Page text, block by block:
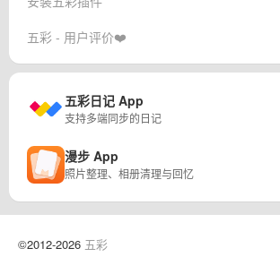
五彩 - 用户评价❤️
五彩日记 App
支持多端同步的日记
漫步 App
照片整理、相册清理与回忆
©2012-2026 五彩